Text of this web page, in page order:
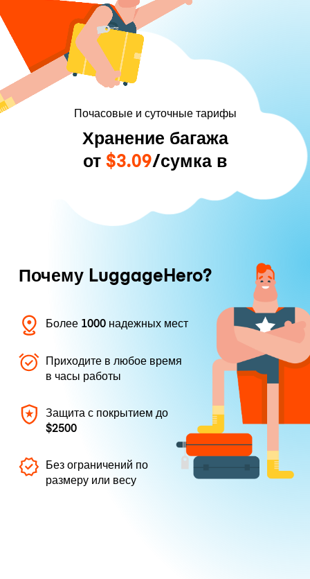
Почасовые и суточные тарифы
Хранение багажа
от $3.09/сумка в
Почему LuggageHero?
Более 1000 надежных мест
Приходите в любое время
в часы работы
Защита с покрытием до
$2500
Без ограничений по
размеру или весу